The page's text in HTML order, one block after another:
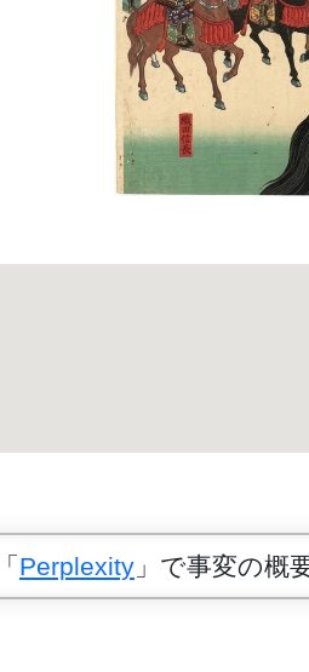
「 Perplexity 」で事変の概